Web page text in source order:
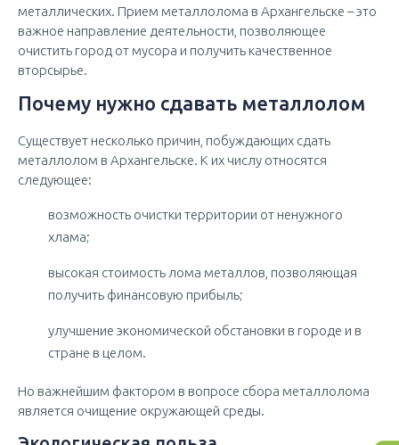
металлических. Прием металлолома в Архангельске – это
важное направление деятельности, позволяющее
очистить город от мусора и получить качественное
вторсырье.
Почему нужно сдавать металлолом
Существует несколько причин, побуждающих сдать
металлолом в Архангельске. К их числу относятся
следующее:
возможность очистки территории от ненужного
хлама;
высокая стоимость лома металлов, позволяющая
получить финансовую прибыль;
улучшение экономической обстановки в городе и в
стране в целом.
Но важнейшим фактором в вопросе сбора металлолома
является очищение окружающей среды.